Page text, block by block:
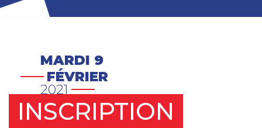
MARDI 9
FÉVRIER
2021
INSCRIPTION